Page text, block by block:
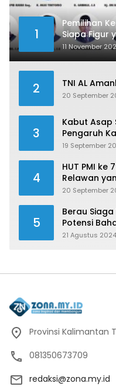
1
Pemilihan
Siapa Figur
Publik?
11 November
2 TNI AL
20 September
3
Kabut Asap
Pengaruh
19 September
4
HUT PMI ke
Relawan
20 September
5
Berau
Potensi
Sulawesi
21 Agustus 2024
Provinsi Kalimantan
081350673709
redaksi@zona.my.id